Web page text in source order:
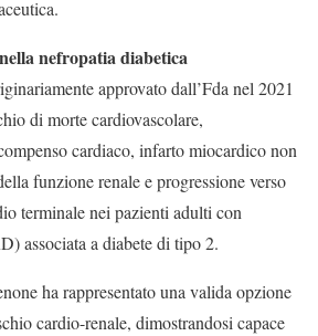
nefropatia diabetica
approvato dall’Fda nel 2021
di morte cardiovascolare,
cardiaco, infarto miocardico non
funzione renale e progressione verso
terminale nei pazienti adulti con
associata a diabete di tipo 2.
ha rappresentato una valida opzione
cardio-renale, dimostrandosi capace